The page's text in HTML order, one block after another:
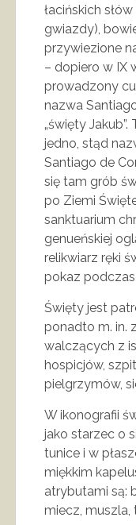
łacińskich
gwiazdy),
przywiezione
– dopiero w IX
prowadzony
nazwa
„święty
jedno, stąd
Santiago de
się tam grób
po Ziemi
sanktuarium
genueńskiej
relikwiarz ręki
pokaz
Święty jest
ponadto m. in.
walczących z
hospicjów,
pielgrzymów,
W ikonografii
jako starzec o
tunice i w
miękkim
atrybutami są:
miecz, muszla,